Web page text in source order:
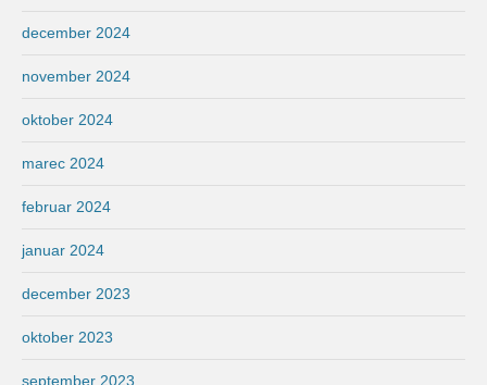
december 2024
november 2024
oktober 2024
marec 2024
februar 2024
januar 2024
december 2023
oktober 2023
september 2023